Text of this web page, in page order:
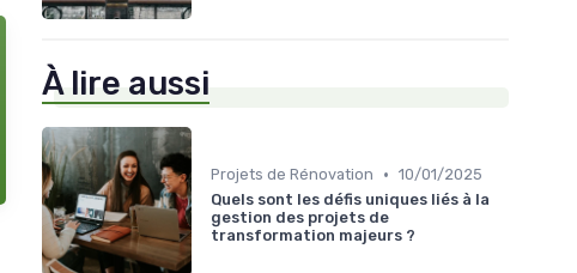
À lire aussi
Projets de Rénovation • 10/01/2025
Quels sont les défis uniques liés à la
gestion des projets de
transformation majeurs ?